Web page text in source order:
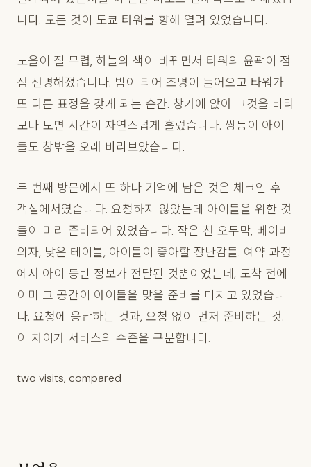
니다. 모든 것이 도쿄 타워를 향해 열려 있었습니다.
노을이 질 무렵, 하늘의 색이 바뀌면서 타워의 윤곽이 점
점 선명해졌습니다. 밤이 되어 조명이 들어오고 타워가
또 다른 표정을 갖게 되는 순간. 창가에 앉아 그것을 바라
보다 보면 시간이 자연스럽게 흘렀습니다. 쌍둥이 아이
들도 창밖을 오래 바라보았습니다.
두 번째 방문에서 또 하나 기억에 남은 것은 체크인 후
객실에서였습니다. 요청하지 않았는데 아이들을 위한 것
들이 미리 준비되어 있었습니다. 작은 천 오두막, 베이비
의자, 낮은 테이블, 아이들이 좋아할 장난감들. 예약 과정
에서 아이 동반 정보가 전달된 것뿐이었는데, 도착 전에
이미 그 공간이 아이들을 맞을 준비를 마치고 있었습니
다. 요청에 응답하는 것과, 요청 없이 먼저 준비하는 것.
이 차이가 서비스의 수준을 구분합니다.
two visits, compared